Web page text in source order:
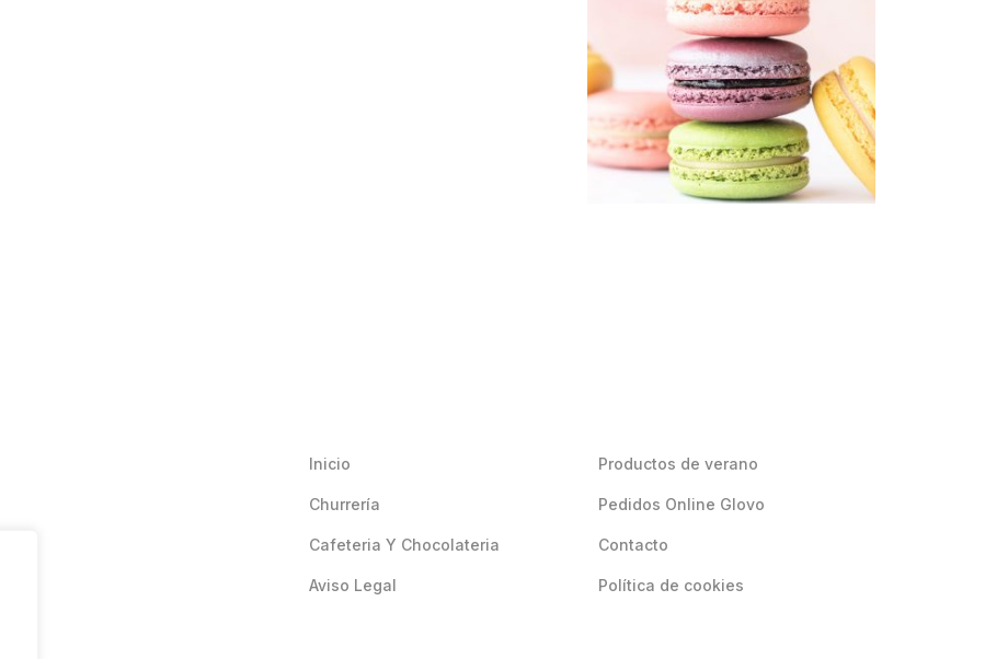
Inicio
Churrería
Cafeteria Y Chocolateria
Aviso Legal
Productos de verano
Pedidos Online Glovo
Contacto
Política de cookies